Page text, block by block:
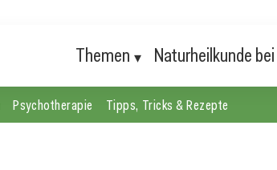
Themen Naturheilkunde
Psychotherapie Tipps, Tricks & Rezepte